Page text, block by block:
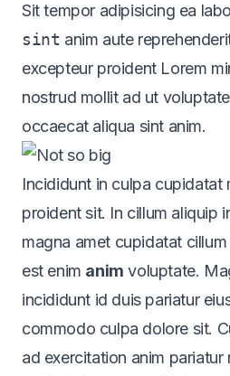
Sit tempor adipisicing ea
sint anim aute
excepteur proidentLorem
nostrud mollit ad ut
occaecat aliqua sint anim.
Incididunt in culpa cupidatat
proident sit. In cillum aliquip
magna amet cupidatat
est enim anim voluptate.
incididunt id duis pariatur
commodo culpa dolore sit.
ad exercitation anim pariatur